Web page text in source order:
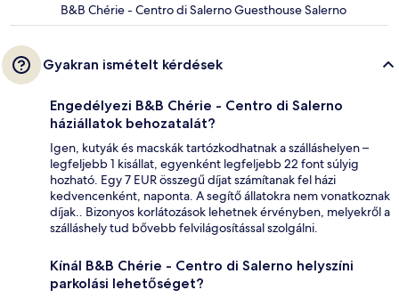
B&B Chérie - Centro di Salerno Guesthouse Salerno
Gyakran ismételt kérdések
Engedélyezi B&B Chérie - Centro di Salerno
háziállatok behozatalát?
Igen, kutyák és macskák tartózkodhatnak a szálláshelyen –
legfeljebb 1 kisállat, egyenként legfeljebb 22 font súlyig
hozható. Egy 7 EUR összegű díjat számítanak fel házi
kedvencenként, naponta. A segítő állatokra nem vonatkoznak
díjak.. Bizonyos korlátozások lehetnek érvényben, melyekről a
szálláshely tud bővebb felvilágosítással szolgálni.
Kínál B&B Chérie - Centro di Salerno helyszíni
parkolási lehetőséget?